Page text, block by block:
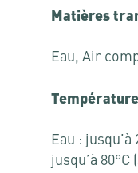
Matières
Eau, Air
Eau :
jusqu’à